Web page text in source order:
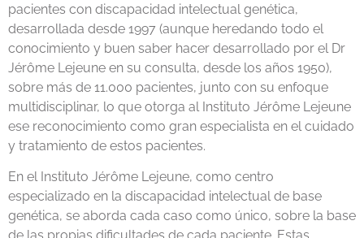
pacientes con discapacidad intelectual genética,
desarrollada desde 1997 (aunque heredando todo el
conocimiento y buen saber hacer desarrollado por el Dr
Jérôme Lejeune en su consulta, desde los años 1950),
sobre más de 11.000 pacientes, junto con su enfoque
multidisciplinar, lo que otorga al Instituto Jérôme Lejeune
ese reconocimiento como gran especialista en el cuidado
y tratamiento de estos pacientes.
En el Instituto Jérôme Lejeune, como centro
especializado en la discapacidad intelectual de base
genética, se aborda cada caso como único, sobre la base